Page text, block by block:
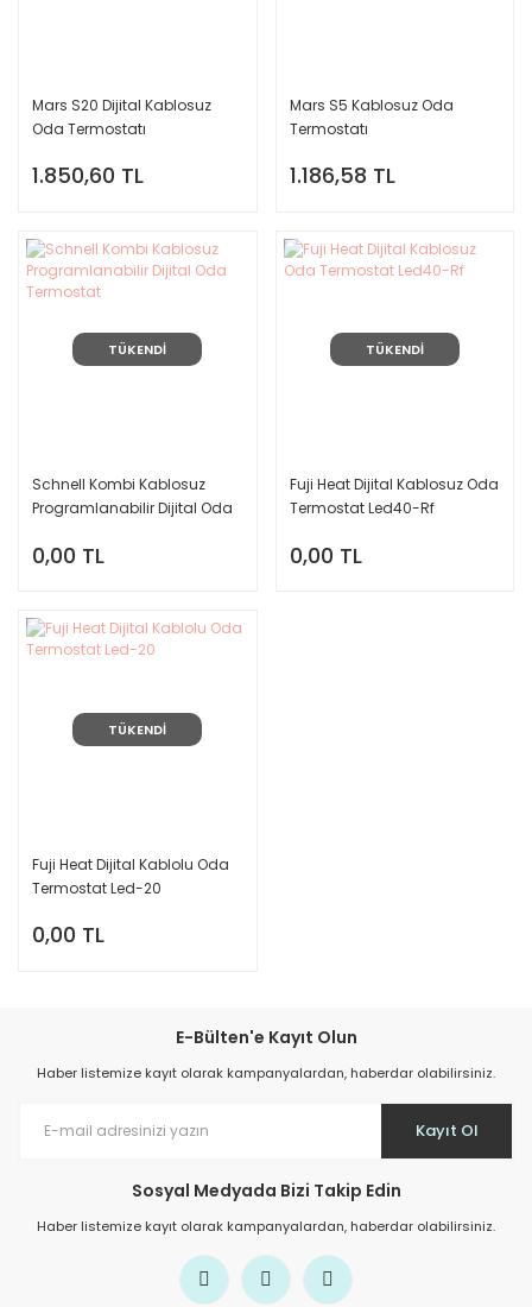
Mars S20 Dijital Kablosuz
Oda Termostatı
1.850,60 TL
Mars S5 Kablosuz Oda
Termostatı
1.186,58 TL
TÜKENDİ
Schnell Kombi Kablosuz
Programlanabilir Dijital Oda
0,00 TL
TÜKENDİ
Fuji Heat Dijital Kablosuz Oda
Termostat Led40-Rf
0,00 TL
TÜKENDİ
Fuji Heat Dijital Kablolu Oda
Termostat Led-20
0,00 TL
E-Bülten'e Kayıt Olun
Haber listemize kayıt olarak kampanyalardan, haberdar olabilirsiniz.
Kayıt Ol
Sosyal Medyada Bizi Takip Edin
Haber listemize kayıt olarak kampanyalardan, haberdar olabilirsiniz.